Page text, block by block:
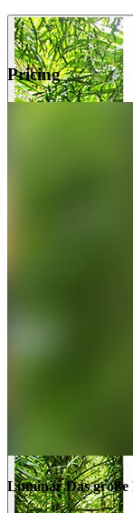
Pricing
Luminar Das große